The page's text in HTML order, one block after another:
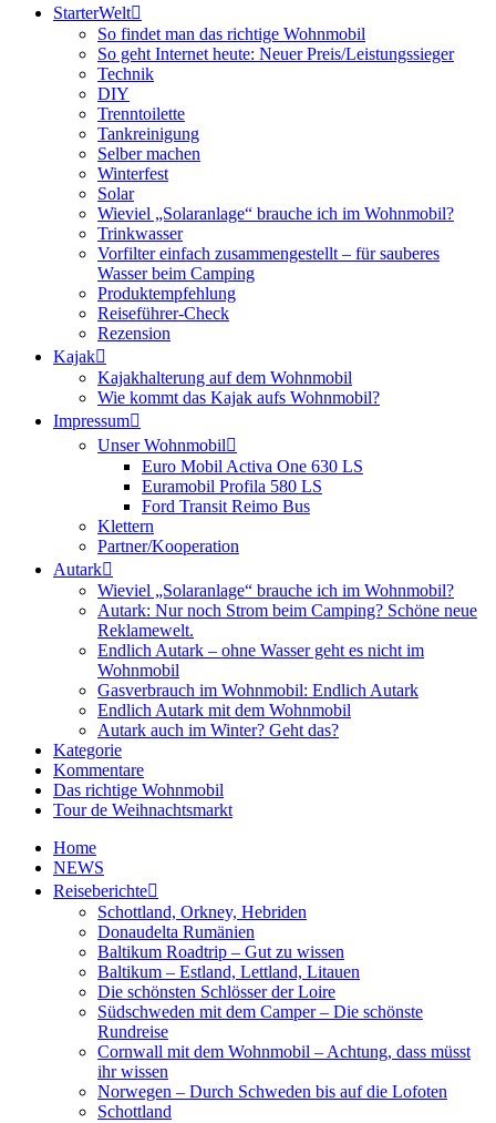
StarterWelt
So findet man das richtige Wohnmobil
So geht Internet heute: Neuer Preis/Leistungssieger
Technik
DIY
Trenntoilette
Tankreinigung
Selber machen
Winterfest
Solar
Wieviel „Solaranlage“ brauche ich im Wohnmobil?
Trinkwasser
Vorfilter einfach zusammengestellt – für sauberes
Wasser beim Camping
Produktempfehlung
Reiseführer-Check
Rezension
Kajak
Kajakhalterung auf dem Wohnmobil
Wie kommt das Kajak aufs Wohnmobil?
Impressum
Unser Wohnmobil
Euro Mobil Activa One 630 LS
Euramobil Profila 580 LS
Ford Transit Reimo Bus
Klettern
Partner/Kooperation
Autark
Wieviel „Solaranlage“ brauche ich im Wohnmobil?
Autark: Nur noch Strom beim Camping? Schöne neue
Reklamewelt.
Endlich Autark – ohne Wasser geht es nicht im
Wohnmobil
Gasverbrauch im Wohnmobil: Endlich Autark
Endlich Autark mit dem Wohnmobil
Autark auch im Winter? Geht das?
Kategorie
Kommentare
Das richtige Wohnmobil
Tour de Weihnachtsmarkt
Home
NEWS
Reiseberichte
Schottland, Orkney, Hebriden
Donaudelta Rumänien
Baltikum Roadtrip – Gut zu wissen
Baltikum – Estland, Lettland, Litauen
Die schönsten Schlösser der Loire
Südschweden mit dem Camper – Die schönste
Rundreise
Cornwall mit dem Wohnmobil – Achtung, dass müsst
ihr wissen
Norwegen – Durch Schweden bis auf die Lofoten
Schottland